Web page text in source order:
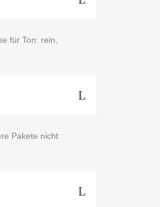
für Ton: rein,
Pakete nicht